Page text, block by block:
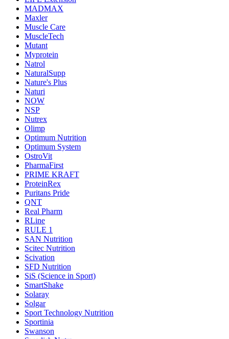
MADMAX
Maxler
Muscle Care
MuscleTech
Mutant
Myprotein
Natrol
NaturalSupp
Nature's Plus
Naturi
NOW
NSP
Nutrex
Olimp
Optimum Nutrition
Optimum System
OstroVit
PharmaFirst
PRIME KRAFT
ProteinRex
Puritans Pride
QNT
Real Pharm
RLine
RULE 1
SAN Nutrition
Scitec Nutrition
Scivation
SFD Nutrition
SiS (Science in Sport)
SmartShake
Solaray
Solgar
Sport Technology Nutrition
Sportinia
Swanson